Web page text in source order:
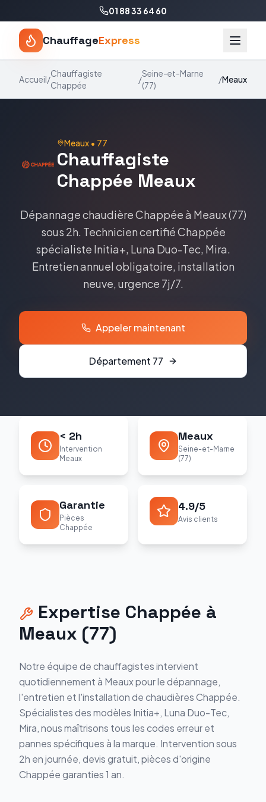
01 88 33 64 60
ChauffageExpress
Accueil/
Chauffagiste
Chappée
/
Seine-et-Marne
(77)
/Meaux
Meaux • 77
Chauffagiste
Chappée Meaux
Dépannage chaudièreChappéeà Meaux(77)
sous 2h. Technicien certifiéChappée
spécialiste Initia+, Luna Duo-Tec, Mira.
Entretien annuel obligatoire, installation
neuve, urgence 7j/7.
Appeler maintenant
Département 77
< 2h
Intervention
Meaux
Meaux
Seine-et-Marne
(77)
Garantie
Pièces
Chappée
4.9/5
Avis clients
Expertise Chappée à
Meaux (77)
Notre équipe de chauffagistes intervient
quotidiennement à Meauxpour le dépannage,
l'entretien et l'installation de chaudièresChappée.
Spécialistes des modèles Initia+, Luna Duo-Tec,
Mira, nous maîtrisons tous les codes erreur et
pannes spécifiques à la marque. Intervention sous
2h en journée, devis gratuit, pièces d'origine
Chappéegaranties 1 an.